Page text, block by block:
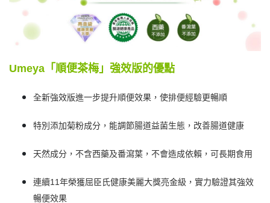
Umeya「順便茶梅」強效版的優點
全新強效版進一步提升順便效果，使排便經驗更暢順
特別添加菊粉成分，能調節腸道益菌生態，改善腸道健康
天然成分，不含西藥及番瀉葉，不會造成依賴，可長期食用
連續11年榮獲屈臣氏健康美麗大獎亮金級，實力驗證其強效
暢便效果